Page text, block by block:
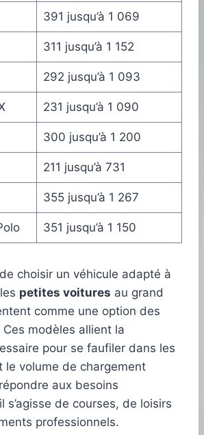
391 jusqu’à 1 069
311 jusqu’à 1 152
292 jusqu’à 1 093
231 jusqu’à 1 090
300 jusqu’à 1 200
211 jusqu’à 731
355 jusqu’à 1 267
351 jusqu’à 1 150
de choisir un véhicule adapté à
petites voitures au grand
comme une option des
modèles allient la
pour se faufiler dans les
le volume de chargement
aux besoins
s’agisse de courses, de loisirs
professionnels.